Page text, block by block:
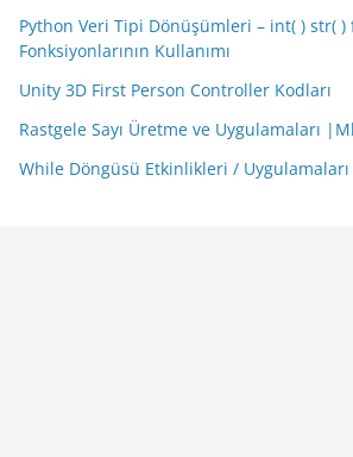
Python Veri Tipi Dönüşümleri – int( ) str( )
Fonksiyonlarının Kullanımı
Unity 3D First Person Controller Kodları
Rastgele Sayı Üretme ve Uygulamaları
While Döngüsü Etkinlikleri / Uygulamaları